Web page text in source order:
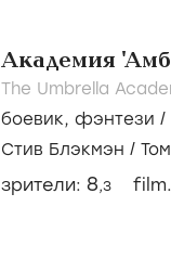
Академия
The Umbrella
боевик, фэнтези /
Стив Блэкмэн /
зрители: 8,3